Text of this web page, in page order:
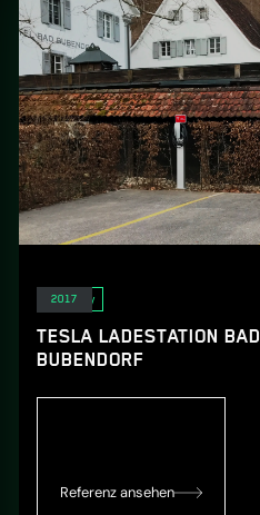
E-Mobility
TESLA LADESTATION BAD
BUBENDORF
Referenz ansehen
2017